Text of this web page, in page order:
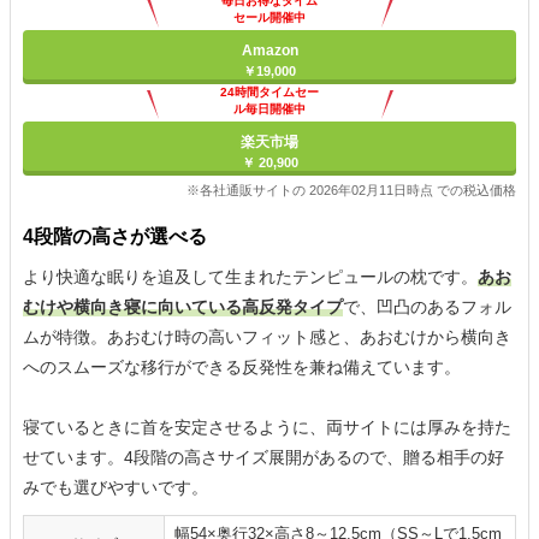
セール開催中
Amazon
￥19,000
24時間タイムセー
ル毎日開催中
楽天市場
￥ 20,900
※各社通販サイトの 2026年02月11日時点 での税込価格
4段階の高さが選べる
より快適な眠りを追及して生まれたテンピュールの枕です。 あお
むけや横向き寝に向いている高反発タイプで、凹凸のあるフォル
ムが特徴。あおむけ時の高いフィット感と、あおむけから横向き
へのスムーズな移行ができる反発性を兼ね備えています。
寝ているときに首を安定させるように、両サイトには厚みを持た
せています。4段階の高さサイズ展開があるので、贈る相手の好
みでも選びやすいです。
幅54×奥行32×高さ8～12.5cm（SS～Lで1.5cm